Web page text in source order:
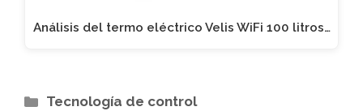
Análisis del termo eléctrico Velis WiFi 100 litros…
Categorías
Tecnología de control